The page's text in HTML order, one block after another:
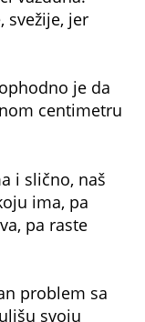
svežije, jer
je da
centimetru
i slično, naš
ima, pa
pa raste
problem sa
svoju